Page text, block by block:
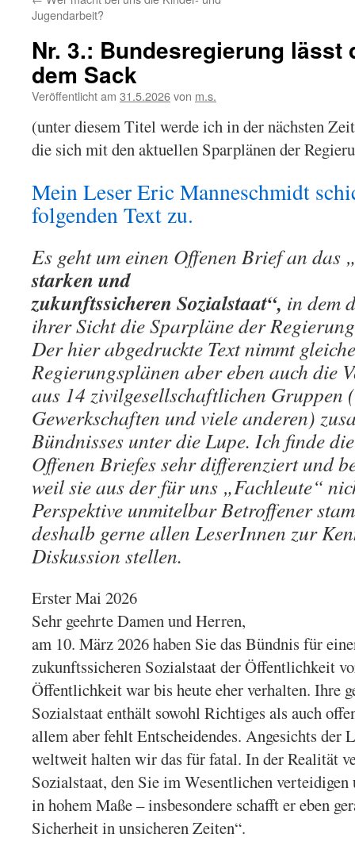
Jugendarbeit?
Nr. 3.: Bundesregierung lässt
dem Sack
Veröffentlicht am 31.5.2026von m.s.
(unter diesem Titel werde ich in der nächsten
die sich mit den aktuellen Sparplänen der
Mein Leser Eric Manneschmidt
folgenden Text zu.
Es geht um einen Offenen Brief an das
starken und
zukunftssicheren Sozialstaat“, in dem
ihrer Sicht die Sparpläne der
Der hier abgedruckte Text nimmt
Regierungsplänen aber eben auch die
aus 14 zivilgesellschaftlichen Gruppen
Gewerkschaften und viele anderen)
Bündnisses unter die Lupe. Ich finde
Offenen Briefes sehr differenziert und
weil sie aus der für uns „Fachleute“
Perspektive unmitelbar Betroffener
deshalb gerne allen LeserInnen zur
Diskussion stellen.
Erster Mai 2026
Sehr geehrte Damen und Herren,
am 10. März 2026 haben Sie das Bündnis für
zukunftssicheren Sozialstaat der Öffentlichkeit
Öffentlichkeit war bis heute eher verhalten. Ihre
Sozialstaat enthält sowohl Richtiges als auch
allem aber fehlt Entscheidendes. Angesichts der
weltweit halten wir das für fatal. In der Realität
Sozialstaat, den Sie im Wesentlichen
in hohem Maße – insbesondere schafft er eben
Sicherheit in unsicheren Zeiten“.